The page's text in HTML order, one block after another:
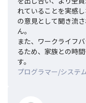
れていることを実感
の意見として聞き流
ん。
また、ワークライフ
るため、家族との時
す。
プログラマー/システ